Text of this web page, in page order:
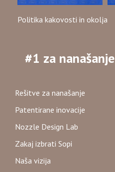
Politika kakovosti in okolja
#1 za nanašanje
Rešitve za nanašanje
Patentirane inovacije
Nozzle Design Lab
Zakaj izbrati Sopi
Naša vizija